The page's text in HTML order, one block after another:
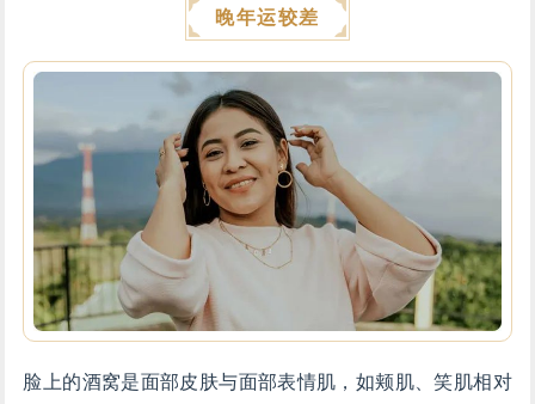
晚年运较差
脸上的酒窝是面部皮肤与面部表情肌，如颊肌、笑肌相对